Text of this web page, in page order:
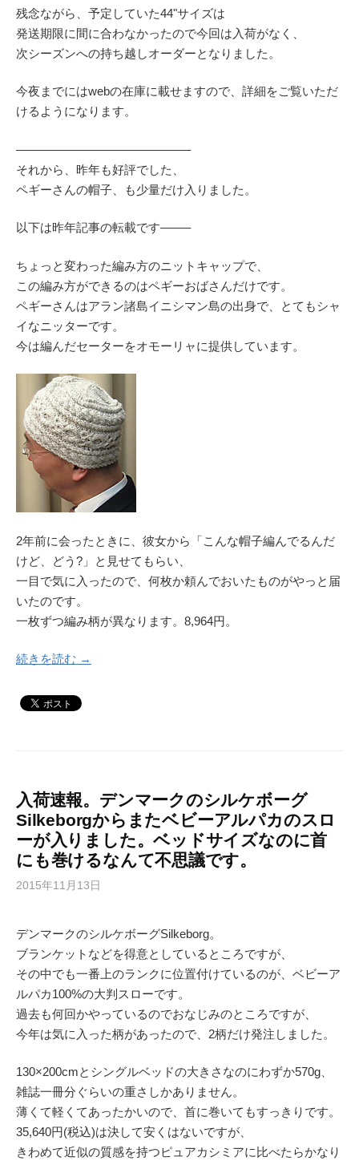
残念ながら、予定していた44"サイズは
発送期限に間に合わなかったので今回は入荷がなく、
次シーズンへの持ち越しオーダーとなりました。
今夜までにはwebの在庫に載せますので、詳細をご覧いただ
けるようになります。
——————————————–
それから、昨年も好評でした、
ペギーさんの帽子、も少量だけ入りました。
以下は昨年記事の転載です——–
ちょっと変わった編み方のニットキャップで、
この編み方ができるのはペギーおばさんだけです。
ペギーさんはアラン諸島イニシマン島の出身で、とてもシャ
イなニッターです。
今は編んだセーターをオモーリャに提供しています。
2年前に会ったときに、彼女から「こんな帽子編んでるんだ
けど、どう?」と見せてもらい、
一目で気に入ったので、何枚か頼んでおいたものがやっと届
いたのです。
一枚ずつ編み柄が異なります。8,964円。
続きを読む →
入荷速報。デンマークのシルケボーグ
Silkeborgからまたベビーアルパカのスロ
ーが入りました。ベッドサイズなのに首
にも巻けるなんて不思議です。
2015年11月13日
デンマークのシルケボーグSilkeborg。
ブランケットなどを得意としているところですが、
その中でも一番上のランクに位置付けているのが、ベビーア
ルパカ100%の大判スローです。
過去も何回かやっているのでおなじみのところですが、
今年は気に入った柄があったので、2柄だけ発注しました。
130×200cmとシングルベッドの大きさなのにわずか570g、
雑誌一冊分ぐらいの重さしかありません。
薄くて軽くてあったかいので、首に巻いてもすっきりです。
35,640円(税込)は決して安くはないですが、
きわめて近似の質感を持つピュアカシミアに比べたらかなり